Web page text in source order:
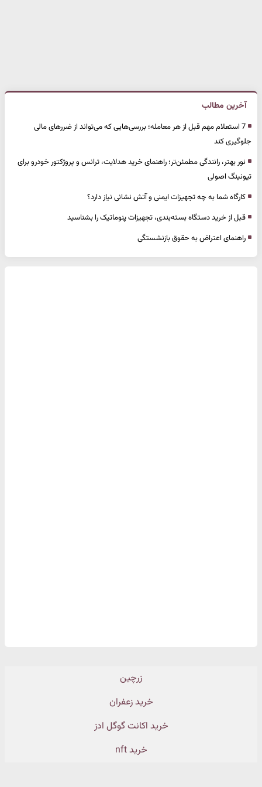
آخرین مطالب
7 استعلام مهم قبل از هر معامله؛ بررسی‌هایی که می‌تواند از ضررهای مالی
جلوگیری کند
نور بهتر، رانندگی مطمئن‌تر؛ راهنمای خرید هدلایت، ترانس و پروژکتور خودرو برای
تیونینگ اصولی
کارگاه شما به چه تجهیزات ایمنی و آتش نشانی نیاز دارد؟
قبل از خرید دستگاه بسته‌بندی، تجهیزات پنوماتیک را بشناسید
راهنمای اعتراض به حقوق بازنشستگی
زرچین
خرید زعفران
خرید اکانت گوگل ادز
خرید nft